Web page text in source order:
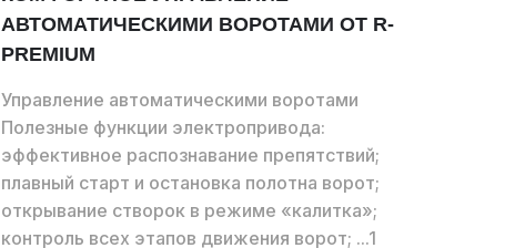
АВТОМАТИЧЕСКИМИ ВОРОТАМИ ОТ R-
PREMIUM
Управление автоматическими воротами
Полезные функции электропривода:
эффективное распознавание препятствий;
плавный старт и остановка полотна ворот;
открывание створок в режиме «калитка»;
контроль всех этапов движения ворот; ...1